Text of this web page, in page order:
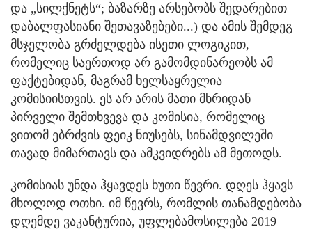
და „სილქნეტს“; ბაზარზე არსებობს შედარებით
დაბალფასიანი შეთავაზებები...) და ამის შემდეგ
მსჯელობა გრძელდება ისეთი ლოგიკით,
რომელიც საერთოდ არ გამომდინარეობს ამ
ფაქტებიდან, მაგრამ ხელსაყრელია
კომისიისთვის. ეს არ არის მათი მხრიდან
პირველი შემთხვევა და კომისია, რომელიც
ვითომ ებრძვის ფეიკ ნიუსებს, სინამდვილეში
თავად მიმართავს და ამკვიდრებს ამ მეთოდს.
კომისიას უნდა ჰყავდეს ხუთი წევრი. დღეს ჰყავს
მხოლოდ ოთხი. იმ წევრს, რომლის თანამდებობა
დღემდე ვაკანტურია, უფლებამოსილება 2019